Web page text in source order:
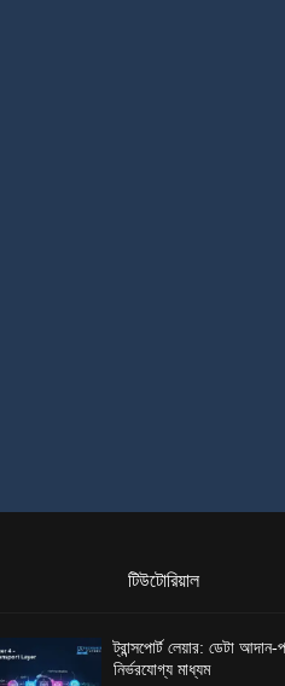
টিউটোরিয়াল
ট্রান্সপোর্ট লেয়ার: ডেটা আদান-
নির্ভরযোগ্য মাধ্যম